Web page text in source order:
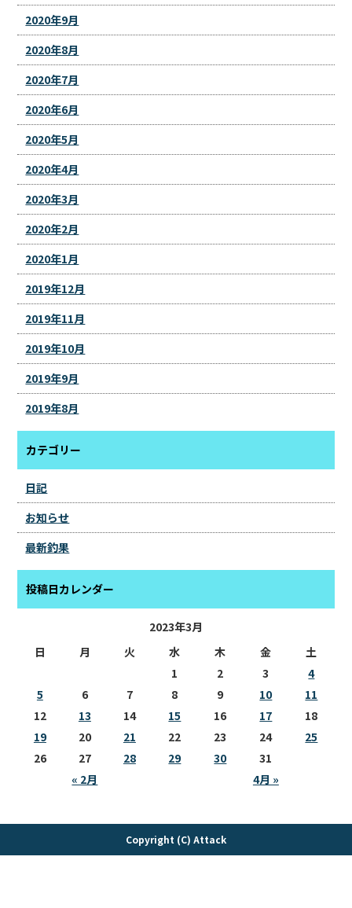
2020年9月
2020年8月
2020年7月
2020年6月
2020年5月
2020年4月
2020年3月
2020年2月
2020年1月
2019年12月
2019年11月
2019年10月
2019年9月
2019年8月
カテゴリー
日記
お知らせ
最新釣果
投稿日カレンダー
2023年3月
日
月 火 水 木 金 土
« 2月 4月 »
1 2 3
4
5
6 7 8 9 10
11
12
13 14 15 16 17
18
19
20 21 22 23 24
25
26
27 28 29 30 31
Copyright (C) Attack